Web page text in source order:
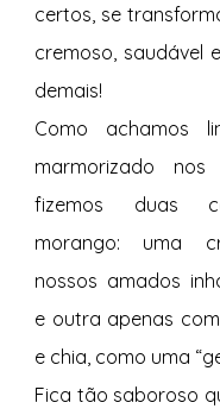
certos, se
cremoso, saudável
demais!
Como achamos
marmorizado nos
fizemos duas
morango: uma
nossos amados
e outra apenas
e chia, como uma
Fica tão saboroso